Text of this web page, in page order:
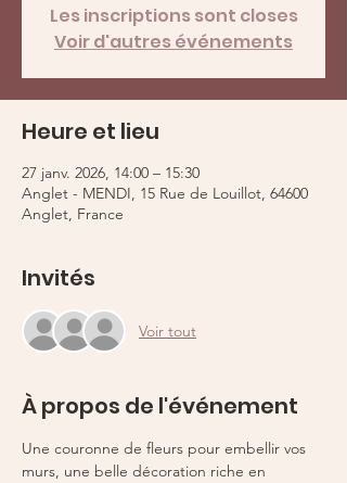
Les inscriptions sont closes
Voir d'autres événements
Heure et lieu
27 janv. 2026, 14:00 – 15:30
Anglet - MENDI, 15 Rue de Louillot, 64600
Anglet, France
Invités
Voir tout
À propos de l'événement
Une couronne de fleurs pour embellir vos
murs, une belle décoration riche en